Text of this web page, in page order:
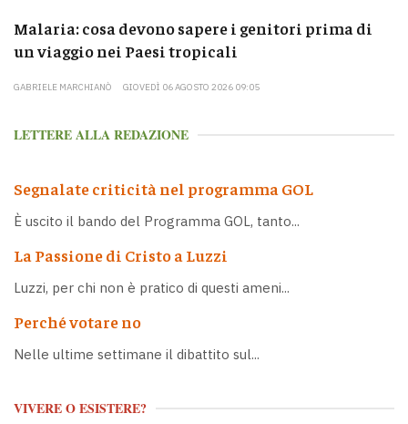
Malaria: cosa devono sapere i genitori prima di
un viaggio nei Paesi tropicali
GABRIELE MARCHIANÒ GIOVEDÌ 06 AGOSTO 2026 09:05
LETTERE ALLA REDAZIONE
Segnalate criticità nel programma GOL
È uscito il bando del Programma GOL, tanto...
La Passione di Cristo a Luzzi
Luzzi, per chi non è pratico di questi ameni...
Perché votare no
Nelle ultime settimane il dibattito sul...
VIVERE O ESISTERE?